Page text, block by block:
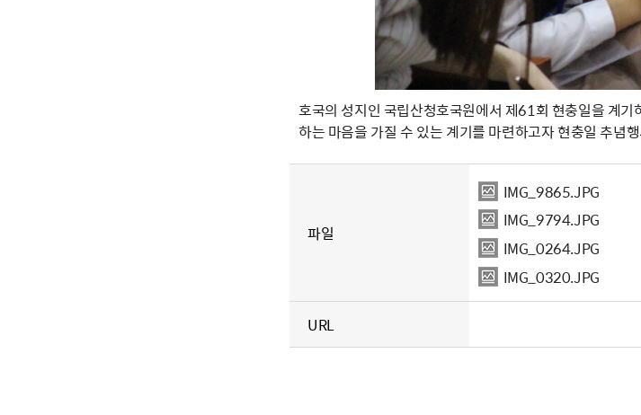
호국의 성지인 국립산청호국원에서 제61회 현충일을 계
하는 마음을 가질 수 있는 계기를 마련하고자 현충일 추념
파일
IMG_9865.JPG
IMG_9794.JPG
IMG_0264.JPG
IMG_0320.JPG
URL